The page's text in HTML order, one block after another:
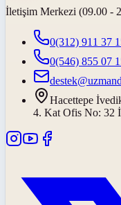
İletişim Merkezi (09.00 -
0(312) 911 37
0(546) 855 07
Hacettepe
4. Kat Ofis No: 32